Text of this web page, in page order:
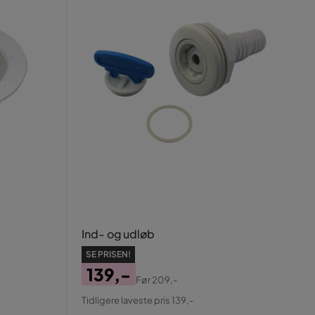
Ind- og udløb
SE PRISEN!
Pris
139,-
Original
Før209,-
Tidligere laveste pris 139,-